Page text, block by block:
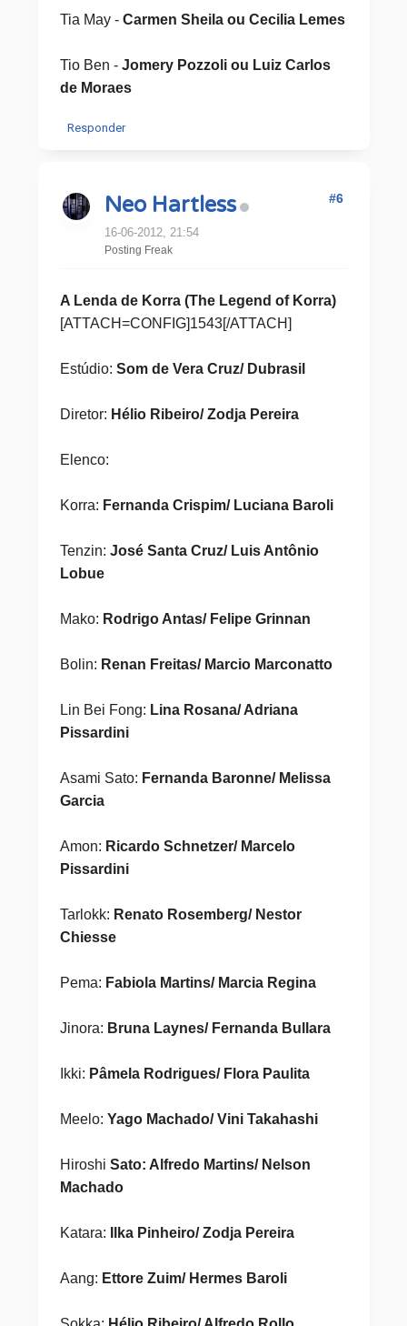
Tia May - Carmen Sheila ou Cecilia Lemes
Tio Ben - Jomery Pozzoli ou Luiz Carlos
de Moraes
Responder
Neo Hartless
16-06-2012, 21:54
Posting Freak
#6
A Lenda de Korra (The Legend of Korra)
[ATTACH=CONFIG]1543[/ATTACH]
Estúdio: Som de Vera Cruz/ Dubrasil
Diretor: Hélio Ribeiro/ Zodja Pereira
Elenco:
Korra: Fernanda Crispim/ Luciana Baroli
Tenzin: José Santa Cruz/ Luis Antônio
Lobue
Mako: Rodrigo Antas/ Felipe Grinnan
Bolin: Renan Freitas/ Marcio Marconatto
Lin Bei Fong: Lina Rosana/ Adriana
Pissardini
Asami Sato: Fernanda Baronne/ Melissa
Garcia
Amon: Ricardo Schnetzer/ Marcelo
Pissardini
Tarlokk: Renato Rosemberg/ Nestor
Chiesse
Pema: Fabiola Martins/ Marcia Regina
Jinora: Bruna Laynes/ Fernanda Bullara
Ikki: Pâmela Rodrigues/ Flora Paulita
Meelo: Yago Machado/ Vini Takahashi
Hiroshi Sato: Alfredo Martins/ Nelson
Machado
Katara: Ilka Pinheiro/ Zodja Pereira
Aang: Ettore Zuim/ Hermes Baroli